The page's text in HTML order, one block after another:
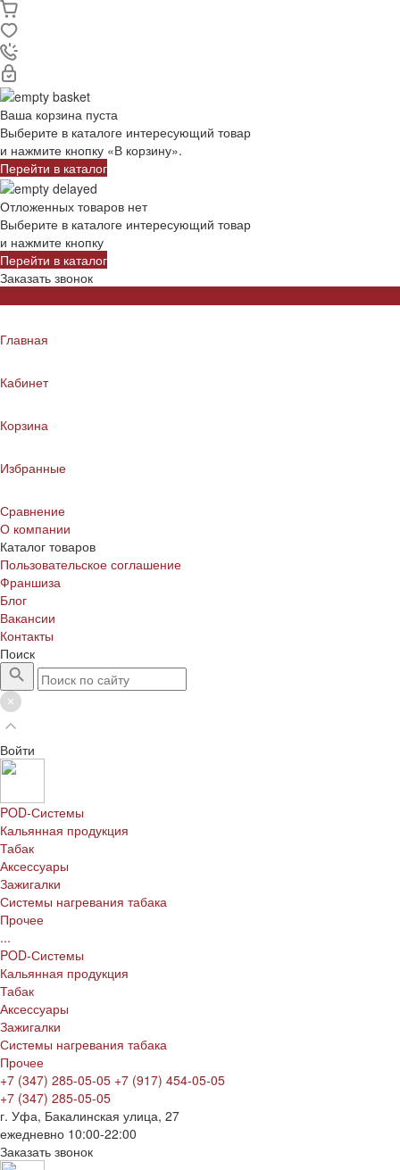
Ваша корзина пуста
Выберите в каталоге интересующий товар
и нажмите кнопку «В корзину».
Перейти в каталог
Отложенных товаров нет
Выберите в каталоге интересующий товар
и нажмите кнопку
Перейти в каталог
Заказать звонок
Главная
Кабинет
Корзина
Избранные
Сравнение
О компании
Каталог товаров
Пользовательское соглашение
Франшиза
Блог
Вакансии
Контакты
Поиск
Войти
POD-Системы
Кальянная продукция
Табак
Аксессуары
Зажигалки
Системы нагревания табака
Прочее
...
POD-Системы
Кальянная продукция
Табак
Аксессуары
Зажигалки
Системы нагревания табака
Прочее
+7 (347) 285-05-05 +7 (917) 454-05-05
+7 (347) 285-05-05
г. Уфа, Бакалинская улица, 27
ежедневно 10:00-22:00
Заказать звонок